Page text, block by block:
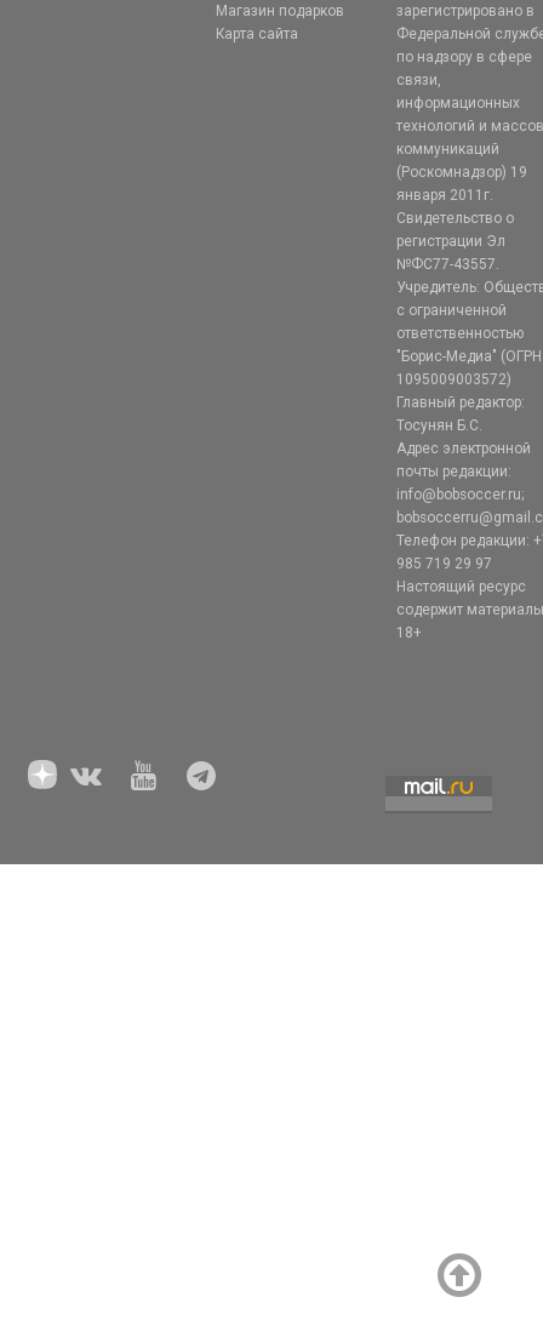
Магазин подарков
Карта сайта
зарегистрировано в
Федеральной
по надзору в сфере
связи,
информационных
технологий и
коммуникаций
(Роскомнадзор) 19
января 2011г.
Свидетельство о
регистрации Эл
№ФС77-43557.
Учредитель:
с ограниченной
ответственностью
"Борис-Медиа" (ОГРН
1095009003572)
Главный редактор:
Тосунян Б.С.
Адрес электронной
почты редакции:
info@bobsoccer.ru;
Телефон редакции:
985 719 29 97
Настоящий ресурс
содержит
18+